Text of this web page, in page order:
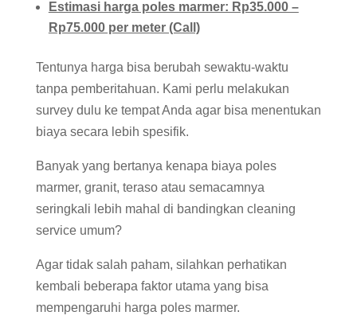
Estimasi harga poles marmer: Rp35.000 –
Rp75.000 per meter (Call)
Tentunya harga bisa berubah sewaktu-waktu
tanpa pemberitahuan. Kami perlu melakukan
survey dulu ke tempat Anda agar bisa menentukan
biaya secara lebih spesifik.
Banyak yang bertanya kenapa biaya poles
marmer, granit, teraso atau semacamnya
seringkali lebih mahal di bandingkan cleaning
service umum?
Agar tidak salah paham, silahkan perhatikan
kembali beberapa faktor utama yang bisa
mempengaruhi harga poles marmer.